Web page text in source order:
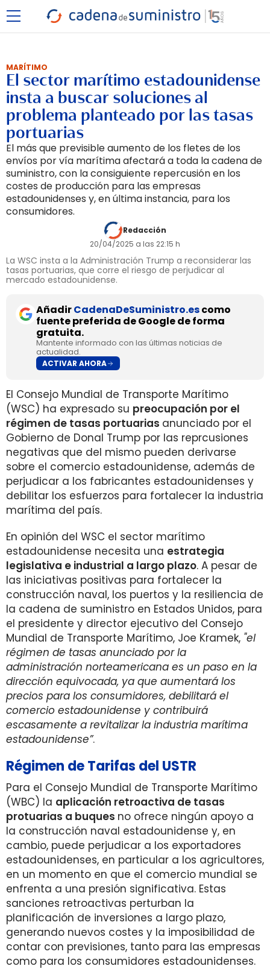
MARÍTIMO
El sector marítimo estadounidense
insta a buscar soluciones al
problema planteado por las tasas
portuarias
El más que previsible aumento de los fletes de los
envíos por vía marítima afectará a toda la cadena de
suministro, con la consiguiente repercusión en los
costes de producción para las empresas
estadounidenses y, en última instancia, para los
consumidores.
Redacción
20/04/2025 a las 22:15 h
La WSC insta a la Administración Trump a reconsiderar las
tasas portuarias, que corre el riesgo de perjudicar al
mercado estadounidense.
AñadirCadenaDeSuministro.escomo
fuente preferida de Google de forma
gratuita.
Mantente informado con las últimas noticias de
actualidad.
ACTIVAR AHORA
El Consejo Mundial de Transporte Marítimo
(WSC) ha expresado su preocupación por el
régimen de tasas portuarias anunciado por el
Gobierno de Donal Trump por las reprcusiones
negativas que del mismo pueden derivarse
sobre el comercio estadounidense, además de
perjudicar a los fabricantes estadounidenses y
debilitar los esfuerzos para fortalecer la industria
marítima del país.
En opinión del WSC el sector marítimo
estadounidense necesita una estrategia
legislativa e industrial a largo plazo. A pesar de
las iniciativas positivas para fortalecer la
construcción naval, los puertos y la resiliencia de
la cadena de suministro en Estados Unidos, para
el presidente y director ejecutivo del Consejo
Mundial de Transporte Marítimo, Joe Kramek, "el
régimen de tasas anunciado por la
administración norteamericana es un paso en la
dirección equivocada, ya que aumentará los
precios para los consumidores, debilitará el
comercio estadounidense y contribuirá
escasamente a revitalizar la industria marítima
estadounidense”.
Régimen de Tarifas del USTR
Para el Consejo Mundial de Transporte Marítimo
(WBC) la aplicación retroactiva de tasas
protuarias a buques no ofrece ningún apoyo a
la construcción naval estadounidense y, en
cambio, puede perjudicar a los exportadores
estadounidenses, en particular a los agricultores,
en un momento en que el comercio mundial se
enfrenta a una presión significativa. Estas
sanciones retroactivas perturban la
planificación de inversiones a largo plazo,
generando nuevos costes y la imposibilidad de
contar con previsiones, tanto para las empresas
como para los consumidores estadounidenses.